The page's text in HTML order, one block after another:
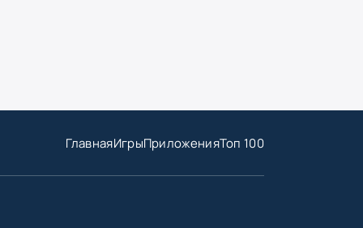
ГлавнаяИгрыПриложенияТоп 100